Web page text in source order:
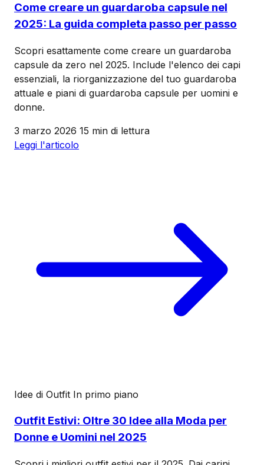
Come creare un guardaroba capsule nel
2025: La guida completa passo per passo
Scopri esattamente come creare un guardaroba
capsule da zero nel 2025. Include l'elenco dei capi
essenziali, la riorganizzazione del tuo guardaroba
attuale e piani di guardaroba capsule per uomini e
donne.
3 marzo 2026 15 min di lettura
Leggi l'articolo
Idee di Outfit In primo piano
Outfit Estivi: Oltre 30 Idee alla Moda per
Donne e Uomini nel 2025